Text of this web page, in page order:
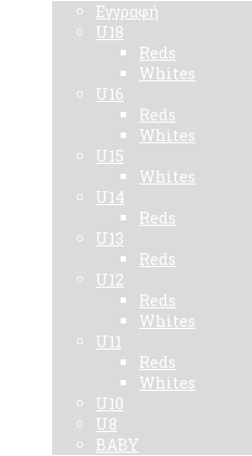
Εγγραφή
U18
Reds
Whites
U16
Reds
Whites
U15
Whites
U14
Reds
U13
Reds
U12
Reds
Whites
U11
Reds
Whites
U10
U8
BABY